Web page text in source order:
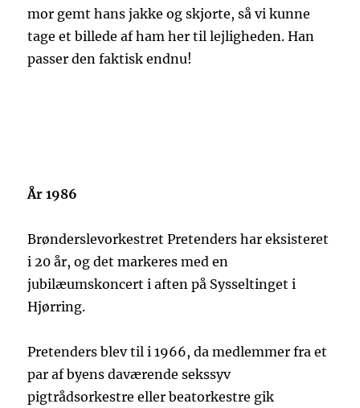
mor gemt hans jakke og skjorte, så vi kunne
tage et billede af ham her til lejligheden. Han
passer den faktisk endnu!
År 1986
Brønderslevorkestret Pretenders har eksisteret
i 20 år, og det markeres med en
jubilæumskoncert i aften på Sysseltinget i
Hjørring.
Pretenders blev til i 1966, da medlemmer fra et
par af byens daværende sekssyv
pigtrådsorkestre eller beatorkestre gik